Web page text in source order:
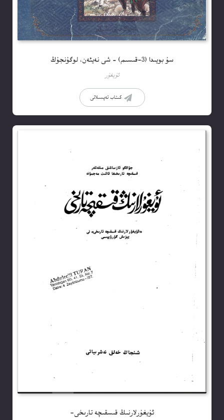
سۇ بويىدا (3-قىسىم) – شى نەيئەن، لوگۇنجۇڭ
ئۇيغۇر
كىتاب تەپسىلاتى
ئۇيغۇرلارنىڭ قىسقىچە تارىخى-